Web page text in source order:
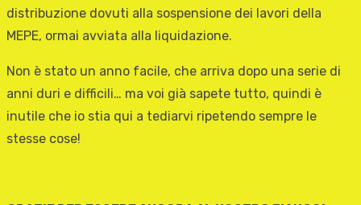
distribuzione dovuti alla sospensione dei lavori della
MEPE, ormai avviata alla liquidazione.
Non è stato un anno facile, che arriva dopo una serie di
anni duri e difficili… ma voi già sapete tutto, quindi è
inutile che io stia qui a tediarvi ripetendo sempre le
stesse cose!